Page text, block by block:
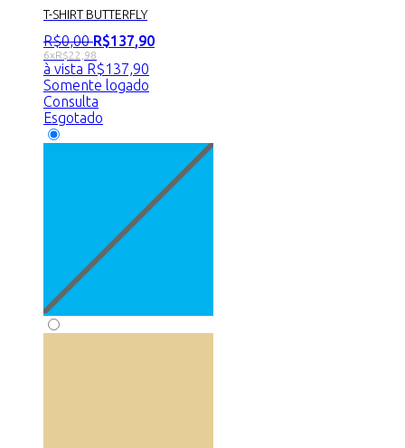
T-SHIRT BUTTERFLY
R$0,00 R$137,90
6xR$22,98
à vista R$137,90
Somente logado
Consulta
Esgotado